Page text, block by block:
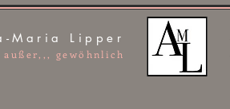
Maria Lipper
außer,,, gewöhnlich